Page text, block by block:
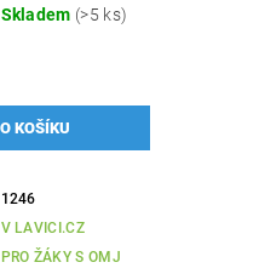
Skladem (>5 ks)
1246
V LAVICI.CZ
PRO ŽÁKY S OMJ